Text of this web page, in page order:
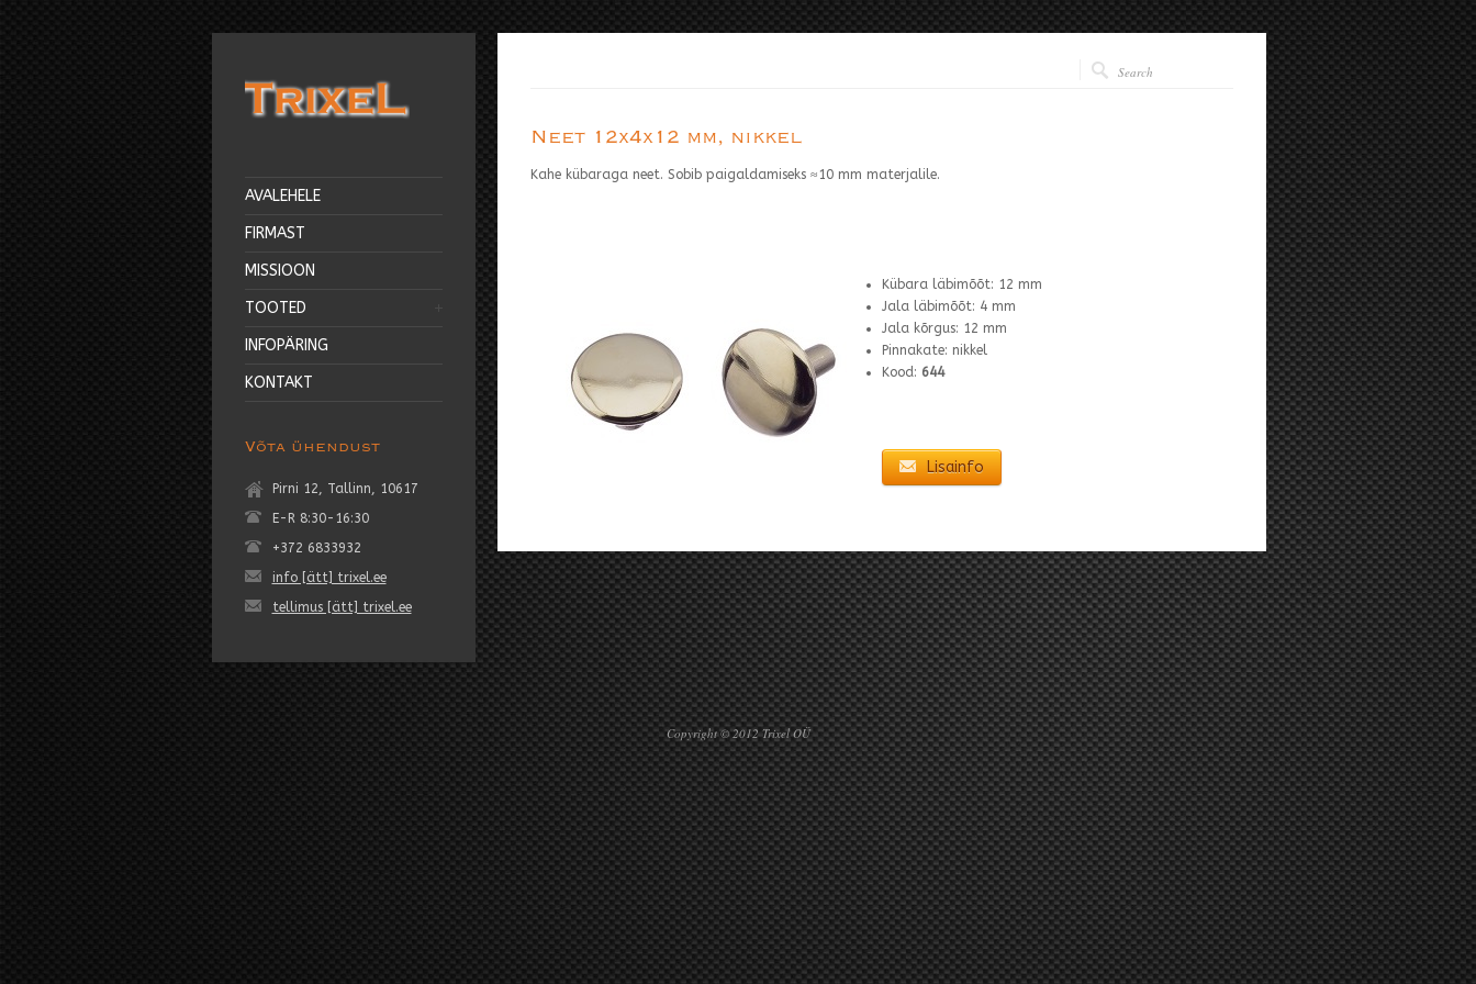
Neet 12x4x12 mm, nikkel
Kahe kübaraga neet. Sobib paigaldamiseks ≈10 mm materjalile.
Kübara läbimõõt: 12 mm
Jala läbimõõt: 4 mm
Jala kõrgus: 12 mm
Pinnakate: nikkel
Kood: 644
Lisainfo
AVALEHELE
FIRMAST
MISSIOON
TOOTED
INFOPÄRING
KONTAKT
Võta ühendust
Pirni 12, Tallinn, 10617
E-R 8:30-16:30
+372 6833932
info [ätt] trixel.ee
tellimus [ätt] trixel.ee
Copyright © 2012 Trixel OÜ